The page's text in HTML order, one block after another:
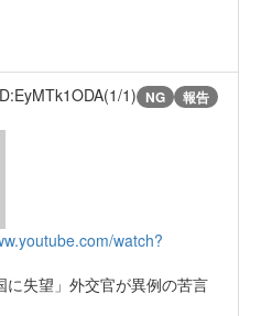
1) NG 報告
watch?
に失望」外交官が異例の苦言